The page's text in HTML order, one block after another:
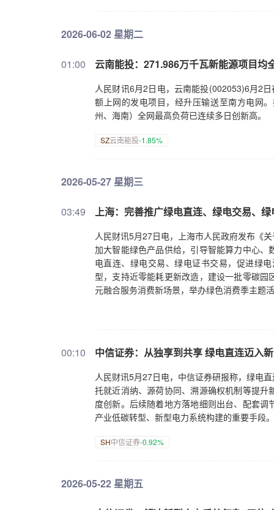
2026-06-02 星期二
01:00 云南能投：271.986万千瓦新能源项目均
人民财讯6月2日电，云南能投(002053)6月2
额上网的发电项目，经升压输送至南方电网
州、海南）全网最高负荷已连续多日创新高。
SZ云南能投-1.85%
2026-05-27 星期三
03:49 上海：完善推广绿电直连、绿电交易、
人民财讯5月27日电，上海市人民政府发布《
加大智能绿色产品供给，引导智能算力中心
电直连、绿电交易、绿电证书交易，促进绿
型，支持近零能耗更新改造，建设一批零碳
元融合服务消费新场景，举办绿色消费季主题
00:10 中信证券：从独享到共享 绿电直连迈入
人民财讯5月27日电，中信证券研报称，绿电
托就近消纳、源荷协同、溯源确权机制等提
度创新。后续随着地方落地细则出台、配套
产业低碳转型、新型电力系统构建的重要手段。
SH中信证券-0.92%
2026-05-22 星期五